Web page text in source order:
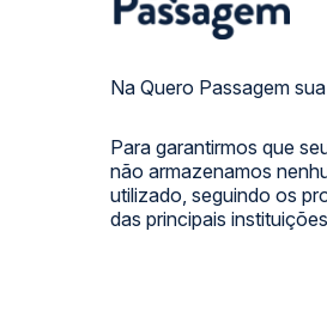
Na Quero Passagem
Para garantirmos que
não armazenamos
utilizado, seguindo os
das principais